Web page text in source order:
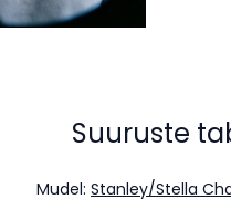
Suuruste
Mudel: Stanley/Stella